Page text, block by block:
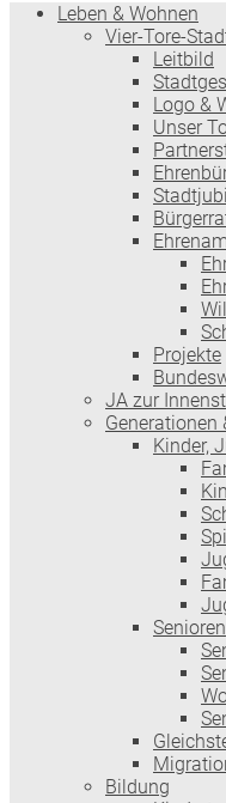
Leben & Wohnen
Vier-Tore-
Leitbild
Logo &
Unser
Projekte
JA zur
Generationen
Kinder,
Senioren
Bildung